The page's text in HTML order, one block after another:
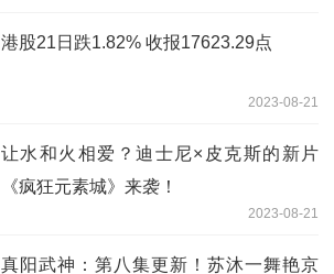
港股21日跌1.82% 收报17623.29点
2023-08-21
让水和火相爱？迪士尼×皮克斯的新片
《疯狂元素城》来袭！
2023-08-21
真阳武神：第八集更新！苏沐一舞艳京